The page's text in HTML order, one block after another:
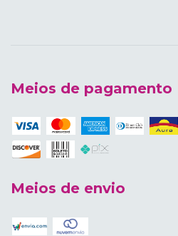
Meios de pagamento
Meios de envio